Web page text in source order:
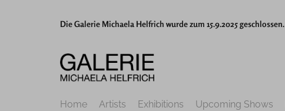
Die Galerie Michaela Helfrich wurde zum 15.9.2025 geschlossen.
Home Artists Exhibitions Upcoming Shows